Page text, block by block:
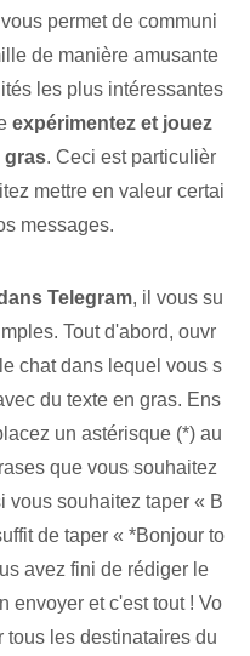
permet de communi
de manière amusante
les plus intéressantes
expérimentez et jouez
gras. Ceci est particulièr
mettre en valeur certai
messages.
Telegram, il vous su
Tout d'abord, ‌ouvr
chat ⁢dans lequel vous s
du texte en gras. ⁣Ens
⁢un astérisque (*) au
que vous souhaitez
vous souhaitez taper « B
de taper « *Bonjour to
avez fini de rédiger le
envoyer et c'est tout ! Vo
tous les destinataires du